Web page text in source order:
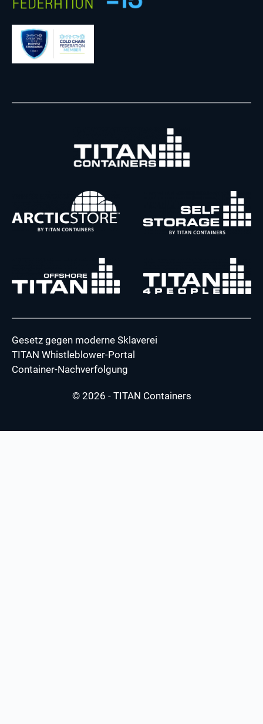
Gesetz gegen moderne Sklaverei
TITAN Whistleblower-Portal
Container-Nachverfolgung
© 2026 - TITAN Containers